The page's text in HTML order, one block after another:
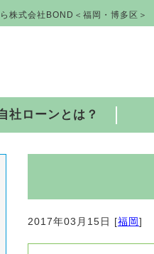
株式会社BOND＜福岡・博多区＞
社ローンとは？
2017年03月15日 [福岡]